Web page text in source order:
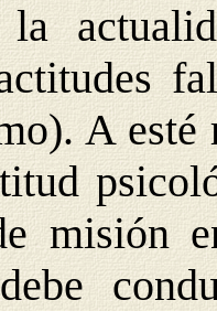
A esté
misión